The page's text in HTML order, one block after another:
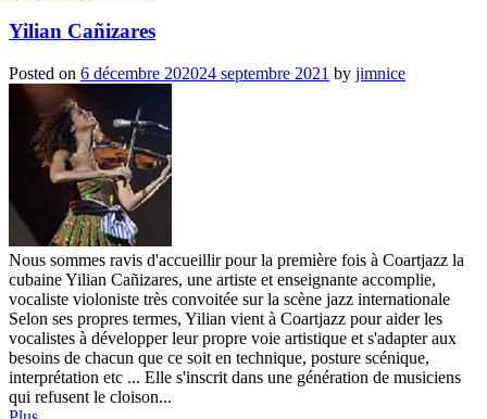
Yilian Cañizares
Posted on 6 décembre 202024 septembre 2021 by jimnice
Nous sommes ravis d'accueillir pour la première fois à Coartjazz la
cubaine Yilian Cañizares, une artiste et enseignante accomplie,
vocaliste violoniste très convoitée sur la scène jazz internationale
Selon ses propres termes, Yilian vient à Coartjazz pour aider les
vocalistes à développer leur propre voie artistique et s'adapter aux
besoins de chacun que ce soit en technique, posture scénique,
interprétation etc ... Elle s'inscrit dans une génération de musiciens
qui refusent le cloison...